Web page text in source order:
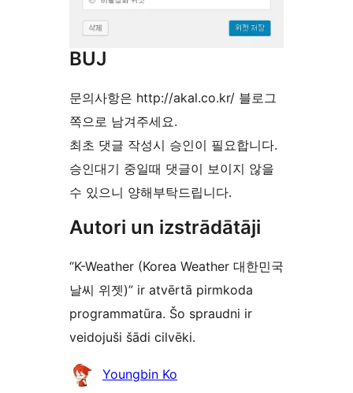
BUJ
문의사항은 http://akal.co.kr/ 블로그
쪽으로 남겨주세요.
최초 댓글 작성시 승인이 필요합니다.
승인대기 중일때 댓글이 보이지 않을
수 있으니 양해부탁드립니다.
Autori un izstrādātāji
“K-Weather (Korea Weather 대한민국
날씨 위젯)” ir atvērtā pirmkoda
programmatūra. Šo spraudni ir
veidojuši šādi cilvēki.
Līdzdalībnieki
Youngbin Ko